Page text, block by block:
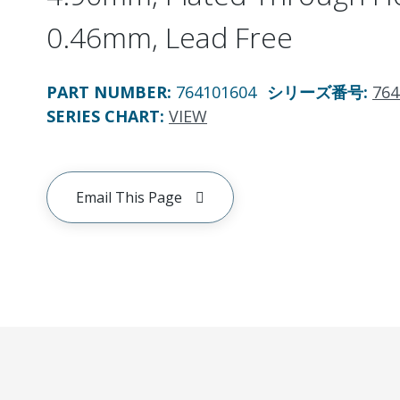
0.46mm, Lead Free
PART NUMBER: 764101604 シリーズ番号:
SERIES CHART: VIEW
Email This Page